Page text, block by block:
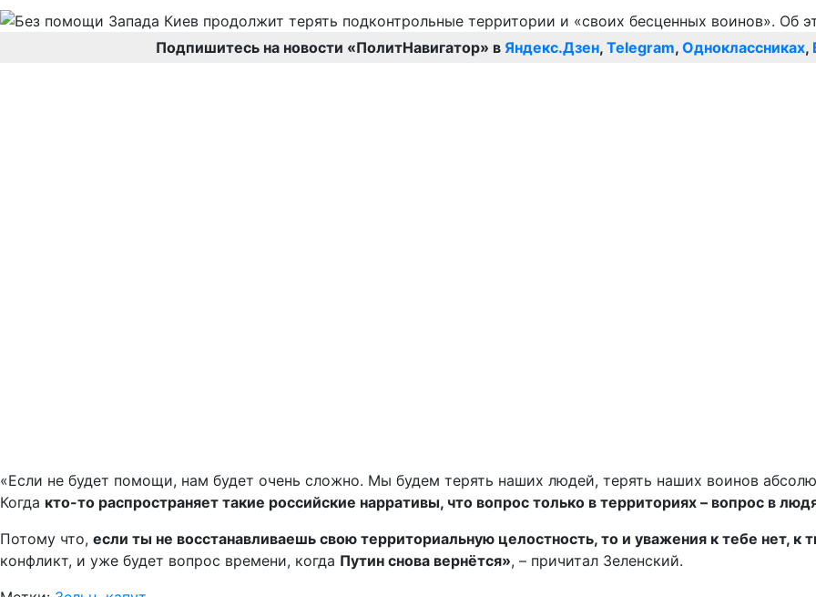
Подпишитесь на новости «ПолитНавигатор» в Яндекс.Дзен, Telegram, Одноклассниках,
«Если не будет помощи, нам будет очень сложно. Мы будем терять наших людей, терять наших воинов
Когда кто-то распространяет такие российские нарративы, что вопрос только в территориях – вопрос в
Потому что, если ты не восстанавливаешь свою территориальную целостность, то и уважения к тебе нет, к
конфликт, и уже будет вопрос времени, когда Путин снова вернётся», – причитал Зеленский.